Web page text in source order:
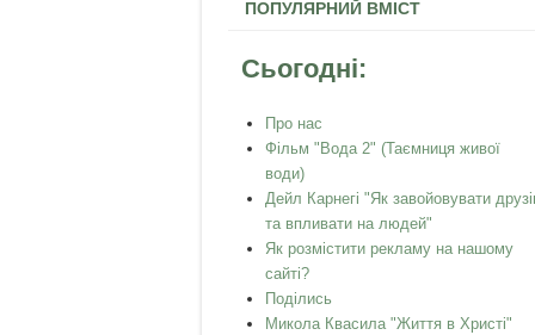
ПОПУЛЯРНИЙ ВМІСТ
Сьогодні:
Про нас
Фільм "Вода 2" (Таємниця живої
води)
Дейл Карнегі "Як завойовувати
та впливати на людей"
Як розмістити рекламу на нашому
сайті?
Поділись
Микола Квасила "Життя в Христі"